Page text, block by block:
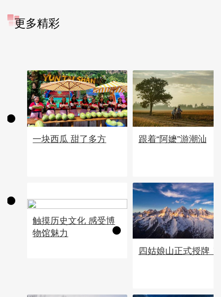
更多精彩
一块西瓜 甜了多方 跟着“阿嬷”游潮汕
触摸历史文化 感受博
物馆魅力
四姑娘山正式授牌！